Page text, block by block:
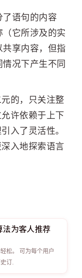
语句的内容
（它所涉及的实
享内容，但指
况下产生不同
的，只关注整
许依赖于上下
入了灵活性。
入地探索语言
法为客人推荐
松。 可为每个用户
订.